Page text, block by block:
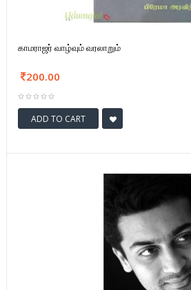
காமராஜர் வாழ்வும் வரலாறும்
200.00
ADD TO CART